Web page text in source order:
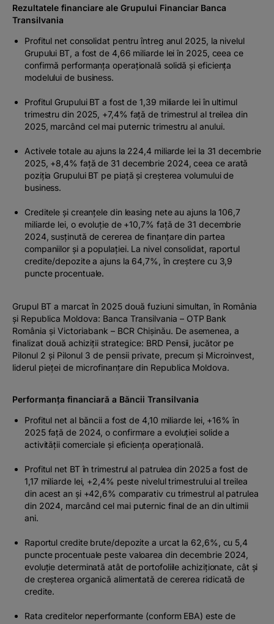
Rezultatele financiare ale Grupului Financiar Banca
Transilvania
Profitul net consolidat pentru întreg anul 2025, la nivelul
Grupului BT, a fost de 4,66 miliarde lei în 2025, ceea ce
confirmă performanța operațională solidă și eficiența
modelului de business.
Profitul Grupului BT a fost de 1,39 miliarde lei în ultimul
trimestru din 2025, +7,4% față de trimestrul al treilea din
2025, marcând cel mai puternic trimestru al anului.
Activele totale au ajuns la 224,4 miliarde lei la 31 decembrie
2025, +8,4% față de 31 decembrie 2024, ceea ce arată
poziția Grupului BT pe piață și creșterea volumului de
business.
Creditele și creanțele din leasing nete au ajuns la 106,7
miliarde lei, o evoluție de +10,7% faţă de 31 decembrie
2024, susținută de cererea de finanțare din partea
companiilor și a populației. La nivel consolidat, raportul
credite/depozite a ajuns la 64,7%, în creștere cu 3,9
puncte procentuale.
Grupul BT a marcat în 2025 două fuziuni simultan, în România
și Republica Moldova: Banca Transilvania – OTP Bank
România și Victoriabank – BCR Chișinău. De asemenea, a
finalizat două achiziții strategice: BRD Pensii, jucător pe
Pilonul 2 și Pilonul 3 de pensii private, precum și Microinvest,
liderul pieței de microfinanțare din Republica Moldova.
Performanța financiară a Băncii Transilvania
Profitul net al băncii a fost de 4,10 miliarde lei, +16% în
2025 față de 2024, o confirmare a evoluției solide a
activității comerciale și eficiența operațională.
Profitul net BT în trimestrul al patrulea din 2025 a fost de
1,17 miliarde lei, +2,4% peste nivelul trimestrului al treilea
din acest an și +42,6% comparativ cu trimestrul al patrulea
din 2024, marcând cel mai puternic final de an din ultimii
ani.
Raportul credite brute/depozite a urcat la 62,6%, cu 5,4
puncte procentuale peste valoarea din decembrie 2024,
evoluție determinată atât de portofoliile achiziționate, cât și
de creșterea organică alimentată de cererea ridicată de
credite.
Rata creditelor neperformante (conform EBA) este de